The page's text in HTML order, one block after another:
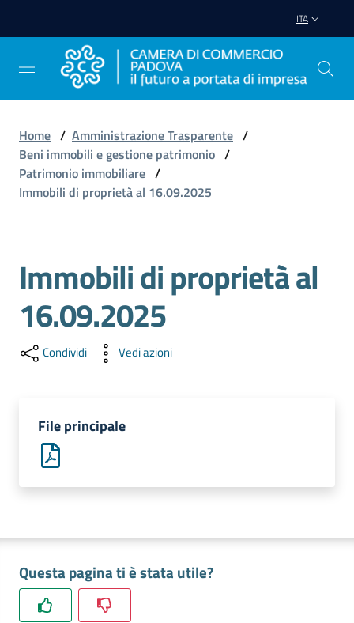
ITA
Avviare
Impresa
Impresa
Promuovere
Impresa
e
Tutelare
Impresa
e
Impresa
Digitale
Home / Amministrazione Trasparente /
Beni immobili e gestione patrimonio /
Patrimonio immobiliare /
Immobili di proprietà al 16.09.2025
Immobili di proprietà al
16.09.2025
Condividi Vedi azioni
File principale
Questa pagina ti è stata utile?